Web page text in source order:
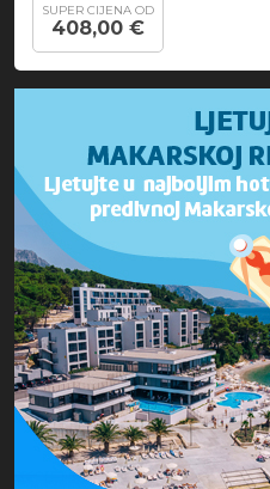
SUPER CIJENA OD
408,00 €